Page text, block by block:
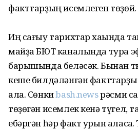
факттарҙың исемлеген төҙөй.
Иң сағыу тарихтар хаҡында
майҙа БЮТ каналында тура
барышында беләсәк. Бынан
кеше билдәләнгән
ала. Сөнкиbash.newsрәсми
төҙөгән исемлек кенә түгел,
ебәргән һәр факт урын аласаҡ.